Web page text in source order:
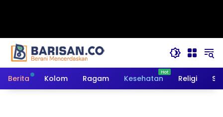
Berita Kolom Ragam Kesehatan Religi